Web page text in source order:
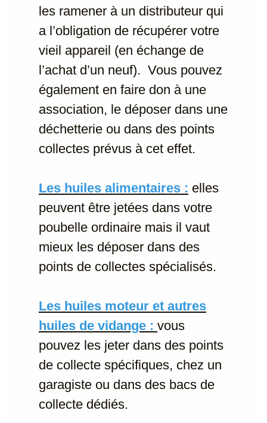
les ramener à un distributeur qui
a l’obligation de récupérer votre
vieil appareil (en échange de
l’achat d’un neuf). Vous pouvez
également en faire don à une
association, le déposer dans une
déchetterie ou dans des points
collectes prévus à cet effet.
Les huiles alimentaires : elles
peuvent être jetées dans votre
poubelle ordinaire mais il vaut
mieux les déposer dans des
points de collectes spécialisés.
Les huiles moteur et autres
huiles de vidange : vous
pouvez les jeter dans des points
de collecte spécifiques, chez un
garagiste ou dans des bacs de
collecte dédiés.